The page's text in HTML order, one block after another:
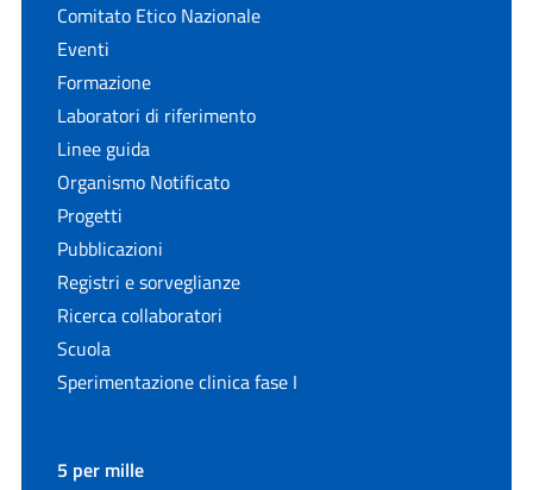
Comitato Etico Nazionale
Eventi
Formazione
Laboratori di riferimento
Linee guida
Organismo Notificato
Progetti
Pubblicazioni
Registri e sorveglianze
Ricerca collaboratori
Scuola
Sperimentazione clinica fase I
5 per mille